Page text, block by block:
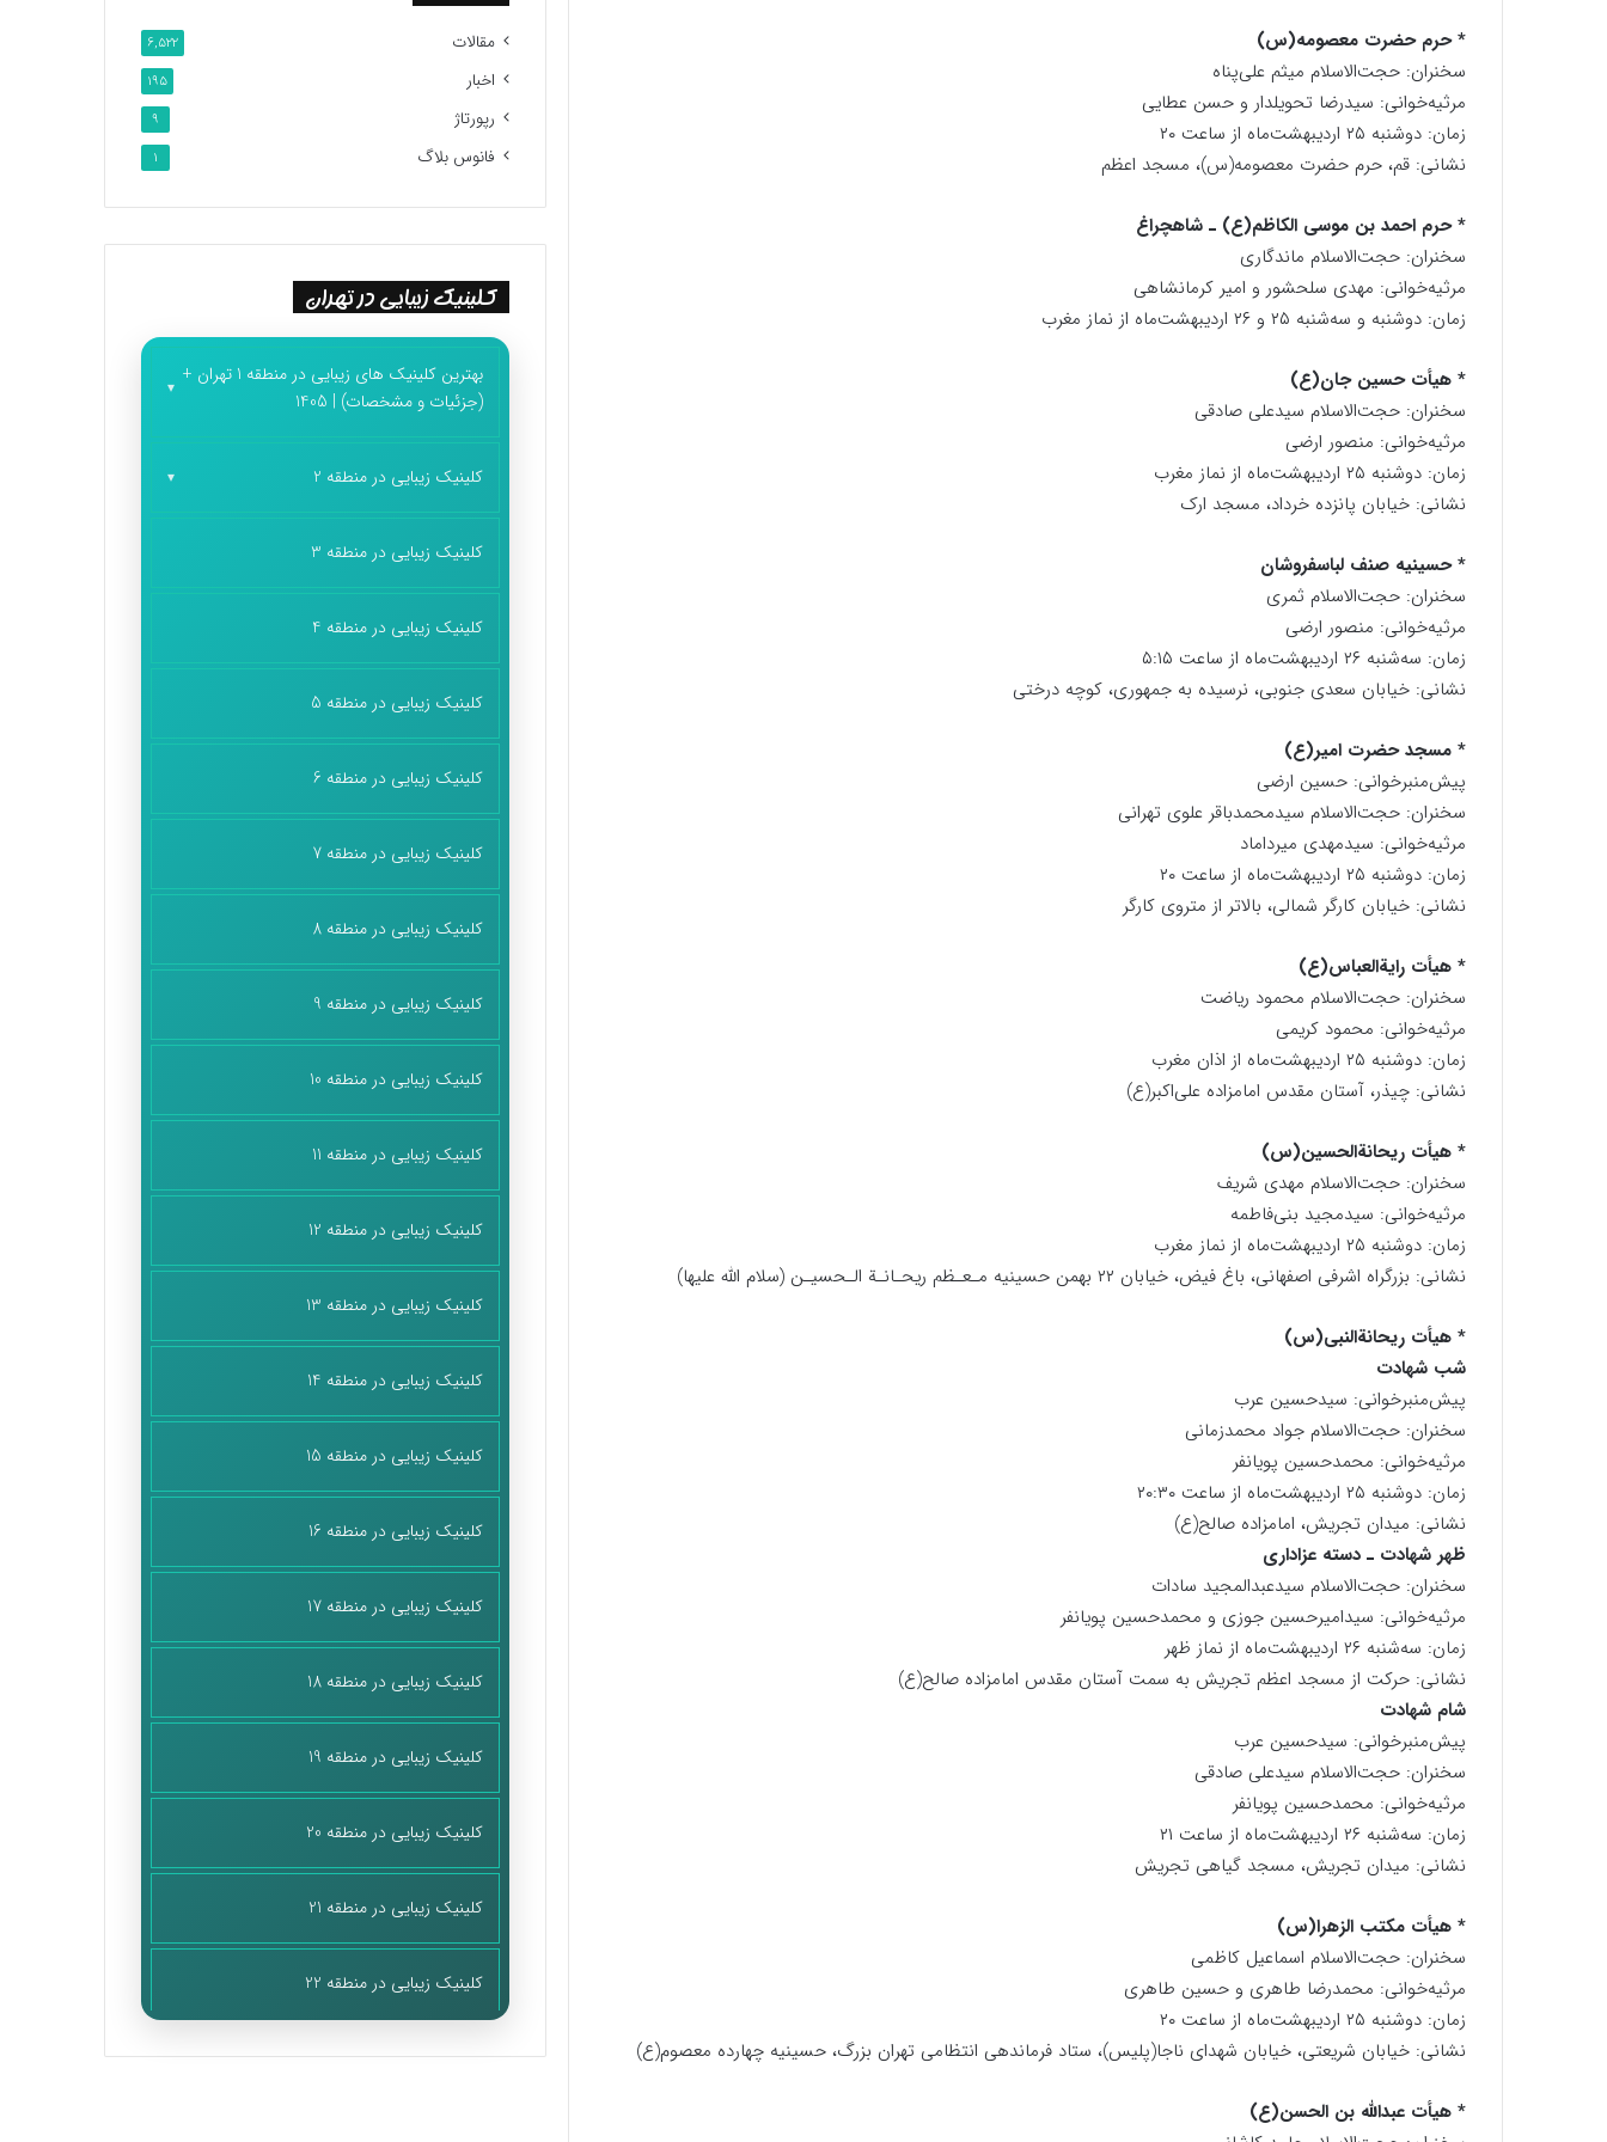
* حرم حضرت معصومه(س)
سخنران: حجت‌الاسلام میثم علی‌پناه
مرثیه‌خوانی: سیدرضا تحویلدار و حسن عطایی
زمان: دوشنبه ۲۵ اردیبهشت‌ماه از ساعت ۲۰
نشانی: قم، حرم حضرت معصومه(س)، مسجد اعظم
* حرم احمد بن موسی الکاظم(ع) ـ شاهچراغ
سخنران: حجت‌الاسلام ماندگاری
مرثیه‌خوانی: مهدی سلحشور و امیر کرمانشاهی
زمان: دوشنبه و سه‌شنبه ۲۵ و ۲۶ اردیبهشت‌ماه از نماز مغرب
* هیأت حسین جان(ع)
سخنران: حجت‌الاسلام سیدعلی صادقی
مرثیه‌خوانی: منصور ارضی
زمان: دوشنبه ۲۵ اردیبهشت‌ماه از نماز مغرب
نشانی: خیابان پانزده خرداد، مسجد ارک
* حسینیه صنف لباسفروشان
سخنران: حجت‌الاسلام ثمری
مرثیه‌خوانی: منصور ارضی
زمان: سه‌شنبه ۲۶ اردیبهشت‌ماه از ساعت ۵:۱۵
نشانی: خیابان سعدی جنوبی، نرسیده به جمهوری، کوچه درختی
* مسجد حضرت امیر(ع)
پیش‌منبرخوانی: حسین ارضی
سخنران: حجت‌الاسلام سیدمحمدباقر علوی تهرانی
مرثیه‌خوانی: سیدمهدی میرداماد
زمان: دوشنبه ۲۵ اردیبهشت‌ماه از ساعت ۲۰
نشانی: خیابان کارگر شمالی، بالاتر از متروی کارگر
* هیأت رایةالعباس(ع)
سخنران: حجت‌الاسلام محمود ریاضت
مرثیه‌خوانی: محمود کریمی
زمان: دوشنبه ۲۵ اردیبهشت‌ماه از اذان مغرب
نشانی: چیذر، آستان مقدس امامزاده علی‌اکبر(ع)
* هیأت ریحانةالحسین(س)
سخنران: حجت‌الاسلام مهدی شریف
مرثیه‌خوانی: سیدمجید بنی‌فاطمه
زمان: دوشنبه ۲۵ اردیبهشت‌ماه از نماز مغرب
​نشانی: بزرگراه اشرفی اصفهانی، باغ فیض، خیابان ۲۲ بهمن حسینیه مـعـظم ریحـانـة‌ الـحسیـن (سلام‌ الله‌ علیها)
* هیأت ریحانةالنبی(س)
شب شهادت
پیش‌منبرخوانی: سیدحسین عرب
سخنران: حجت‌الاسلام جواد محمدزمانی
مرثیه‌خوانی: محمدحسین پویانفر
زمان: دوشنبه ۲۵ اردیبهشت‌ماه از ساعت ۲۰:۳۰
نشانی: میدان تجریش، امامزاده صالح(ع)
ظهر شهادت ـ دسته عزاداری
سخنران: حجت‌الاسلام سیدعبدالمجید سادات
مرثیه‌خوانی: سیدامیرحسین جوزی و محمدحسین پویانفر
زمان: سه‌شنبه ۲۶ اردیبهشت‌ماه از نماز ظهر
نشانی: حرکت از مسجد اعظم تجریش به سمت آستان مقدس امامزاده صالح(ع)
شام شهادت
پیش‌منبرخوانی: سیدحسین عرب
سخنران: حجت‌الاسلام سیدعلی صادقی
مرثیه‌خوانی: محمدحسین پویانفر
زمان: سه‌شنبه ۲۶ اردیبهشت‌ماه از ساعت ۲۱
نشانی: میدان تجریش، مسجد گیاهی تجریش
* هیأت مکتب الزهرا(س)
سخنران: حجت‌الاسلام اسماعیل کاظمی
مرثیه‌خوانی: محمدرضا طاهری و حسین طاهری
زمان: دوشنبه ۲۵ اردیبهشت‌ماه از ساعت ۲۰
نشانی: خیابان شریعتی، خیابان شهدای ناجا(پلیس)، ستاد فرماندهی انتظامی تهران بزرگ، حسینیه چهارده معصوم(ع)
* هیأت عبدالله بن الحسن(ع)
مقالات 6,522
اخبار 195
رپورتاژ 9
فانوس بلاگ 1
کلینیک زیبایی در تهران
بهترین کلینیک های زیبایی در منطقه 1 تهران +
(جزئیات و مشخصات) | 1405
کلینیک زیبایی در منطقه 2
کلینیک زیبایی در منطقه 3
کلینیک زیبایی در منطقه 4
کلینیک زیبایی در منطقه 5
کلینیک زیبایی در منطقه 6
کلینیک زیبایی در منطقه 7
کلینیک زیبایی در منطقه 8
کلینیک زیبایی در منطقه 9
کلینیک زیبایی در منطقه 10
کلینیک زیبایی در منطقه 11
کلینیک زیبایی در منطقه 12
کلینیک زیبایی در منطقه 13
کلینیک زیبایی در منطقه 14
کلینیک زیبایی در منطقه 15
کلینیک زیبایی در منطقه 16
کلینیک زیبایی در منطقه 17
کلینیک زیبایی در منطقه 18
کلینیک زیبایی در منطقه 19
کلینیک زیبایی در منطقه 20
کلینیک زیبایی در منطقه 21
کلینیک زیبایی در منطقه 22